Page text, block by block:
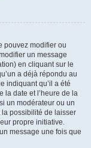
pouvez modifier ou
un message
en cliquant sur le
a déjà répondu au
indiquant qu’il a été
la date et l’heure de la
un modérateur ou un
possibilité de laisser
propre initiative.
message une fois que